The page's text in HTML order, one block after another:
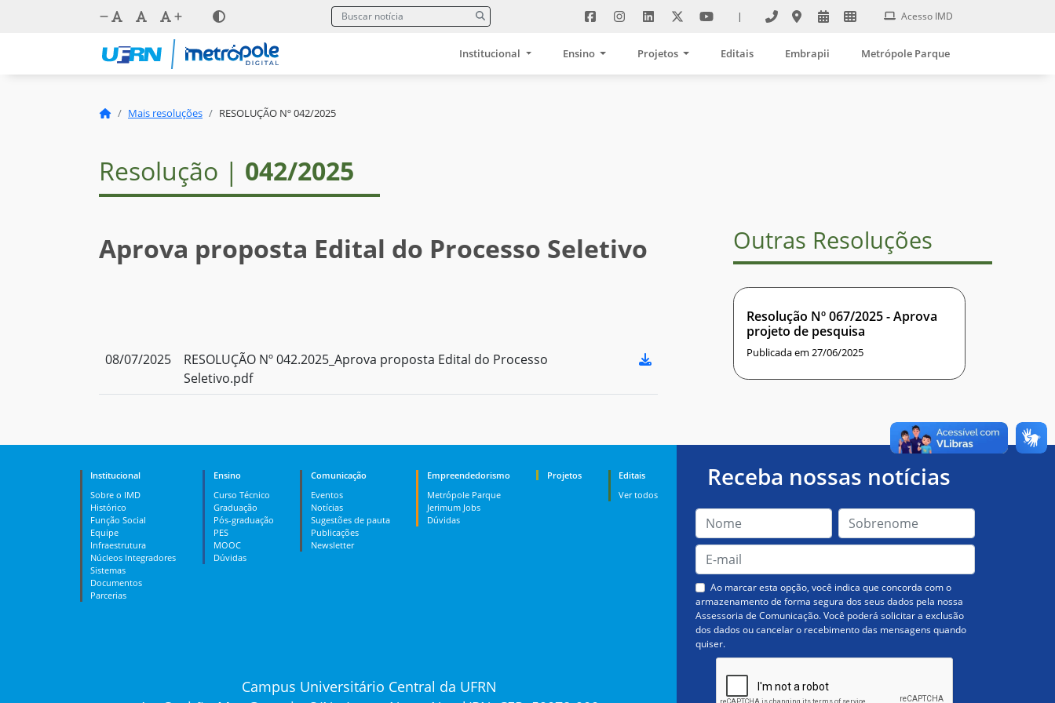
| Acesso IMD
Institucional Ensino Projetos Editais Embrapii Metrópole Parque
Mais resoluções RESOLUÇÃO Nº 042/2025
Resolução | 042/2025
Aprova proposta Edital do Processo Seletivo
08/07/2025
RESOLUÇÃO Nº 042.2025_Aprova proposta Edital do Processo
Seletivo.pdf
Outras Resoluções
Resolução Nº 067/2025 - Aprova
projeto de pesquisa
Publicada em 27/06/2025
Institucional
Sobre o IMD
Histórico
Função Social
Equipe
Infraestrutura
Núcleos Integradores
Sistemas
Documentos
Parcerias
Ensino
Curso Técnico
Graduação
Pós-graduação
PES
MOOC
Dúvidas
Comunicação
Eventos
Notícias
Sugestões de pauta
Publicações
Newsletter
Empreendedorismo
Metrópole Parque
Jerimum Jobs
Dúvidas
Projetos
Editais
Ver todos
Campus Universitário Central da UFRN
Receba nossas notícias
Ao marcar esta opção, você indica que concorda com o
armazenamento de forma segura dos seus dados pela nossa
Assessoria de Comunicação. Você poderá solicitar a exclusão
dos dados ou cancelar o recebimento das mensagens quando
quiser.